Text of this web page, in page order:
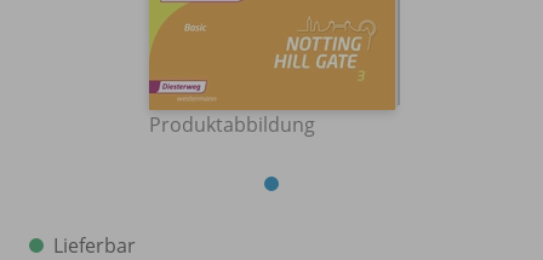
Produktabbildung
Lieferbar